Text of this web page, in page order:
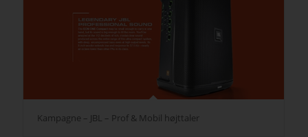
Kampagne – JBL – Prof & Mobil højttaler